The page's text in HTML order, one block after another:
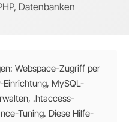
Datenbanken
Webspace-Zugriff per
Einrichtung, MySQL-
.htaccess-
Tuning. Diese Hilfe-